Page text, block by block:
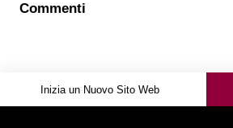
Commenti
Inizia un Nuovo Sito Web